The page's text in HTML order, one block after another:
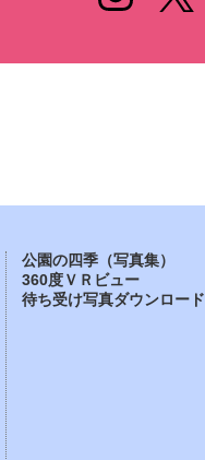
公園の四季（写真集）
360度ＶＲビュー
待ち受け写真ダウンロード